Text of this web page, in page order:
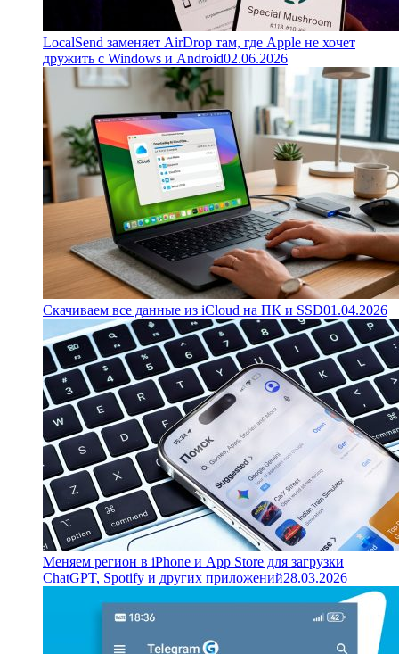
LocalSend заменяет AirDrop там, где Apple не хочет
дружить с Windows и Android02.06.2026
Скачиваем все данные из iCloud на ПК и SSD01.04.2026
Меняем регион в iPhone и App Store для загрузки
ChatGPT, Spotify и других приложений28.03.2026